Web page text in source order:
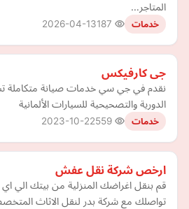
المتاجر…
خدمات 2026-04-13
جى كارفيكس
نقدم في جي سي خدمات صيانة متكاملة
الدورية والتصحيحية للسيارات الألمانية
خدمات 2023-10-22
ارخص شركة نقل عفش
قم بنقل اغراضك المنزلية من بيتك الي
تواصلك مع شركة بدر لنقل الاثاث